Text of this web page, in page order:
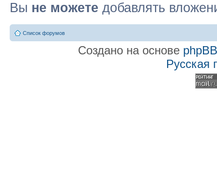
Вы не можете добавлять
Список форумов
Создано на основе phpBB
Русская